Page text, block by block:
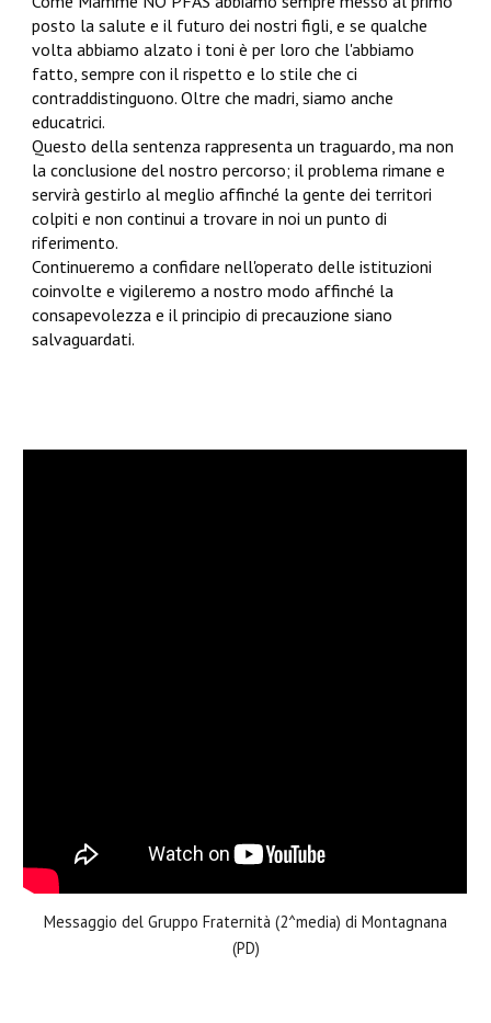
posto la salute e il futuro dei nostri figli, e se qualche
volta abbiamo alzato i toni è per loro che l'abbiamo
fatto, sempre con il rispetto e lo stile che ci
contraddistinguono. Oltre che madri, siamo anche
educatrici.
Questo della sentenza rappresenta un traguardo, ma non
la conclusione del nostro percorso; il problema rimane e
servirà gestirlo al meglio affinché la gente dei territori
colpiti e non continui a trovare in noi un punto di
riferimento.
Continueremo a confidare nell'operato delle istituzioni
coinvolte e vigileremo a nostro modo affinché la
consapevolezza e il principio di precauzione siano
salvaguardati.
Messaggio del Gruppo Fraternità (2^media) di Montagnana
(PD)